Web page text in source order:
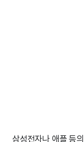
삼성전자나 애플 등